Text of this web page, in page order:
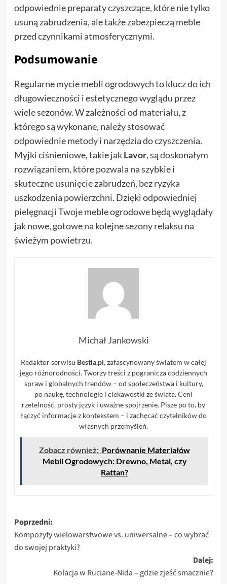
odpowiednie preparaty czyszczące, które nie tylko
usuną zabrudzenia, ale także zabezpieczą meble
przed czynnikami atmosferycznymi.
Podsumowanie
Regularne mycie mebli ogrodowych to klucz do ich
długowieczności i estetycznego wyglądu przez
wiele sezonów. W zależności od materiału, z
którego są wykonane, należy stosować
odpowiednie metody i narzędzia do czyszczenia.
Myjki ciśnieniowe, takie jakLavor, są doskonałym
rozwiązaniem, które pozwala na szybkie i
skuteczne usunięcie zabrudzeń, bez ryzyka
uszkodzenia powierzchni. Dzięki odpowiedniej
pielęgnacji Twoje meble ogrodowe będą wyglądały
jak nowe, gotowe na kolejne sezony relaksu na
świeżym powietrzu.
Michał Jankowski
Redaktor serwisu Bestla.pl, zafascynowany światem w całej
jego różnorodności. Tworzy treści z pogranicza codziennych
spraw i globalnych trendów – od społeczeństwa i kultury,
po naukę, technologie i ciekawostki ze świata. Ceni
rzetelność, prosty język i uważne spojrzenie. Pisze po to, by
łączyć informacje z kontekstem – i zachęcać czytelników do
własnych przemyśleń.
Zobacz również: Porównanie Materiałów
Mebli Ogrodowych: Drewno, Metal, czy
Rattan?
Zobacz
wpisy
Poprzedni:
Kompozyty wielowarstwowe vs. uniwersalne – co wybrać
do swojej praktyki?
Dalej:
Kolacja w Ruciane-Nida – gdzie zjeść smacznie?